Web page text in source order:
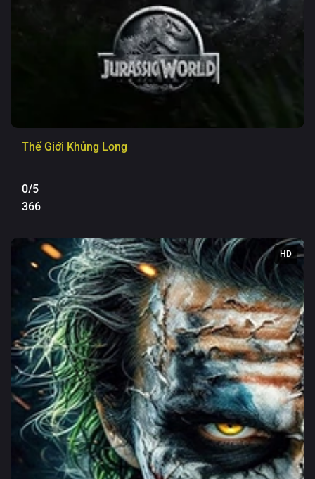
Thế Giới Khủng Long
0/5
366
HD